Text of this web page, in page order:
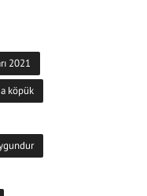
2021
köpük